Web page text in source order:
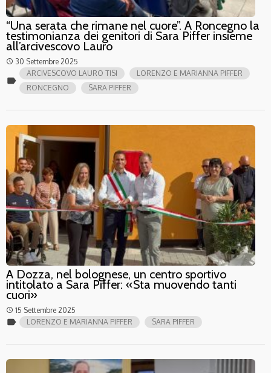
“Una serata che rimane nel cuore”. A Roncegno la
testimonianza dei genitori di Sara Piffer insieme
all’arcivescovo Lauro
access_time 30 Settembre 2025
label
ARCIVESCOVO LAURO TISI
LORENZO E MARIANNA PIFFER
RONCEGNO
SARA PIFFER
A Dozza, nel bolognese, un centro sportivo
intitolato a Sara Piffer: «Sta muovendo tanti
cuori»
access_time 15 Settembre 2025
label LORENZO E MARIANNA PIFFER SARA PIFFER